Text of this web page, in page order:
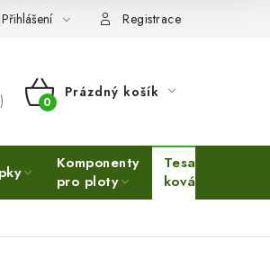
Přihlášení Registrace
NÁKUPNÍ
KOŠÍK
Prázdný košík
Komponenty
pro ploty
Tesařské
kování